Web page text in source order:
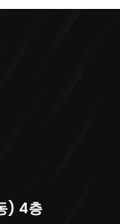
) 4층